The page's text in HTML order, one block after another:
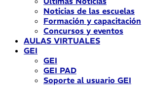
Noticias de las escuelas
Formación y capacitación
Concursos y eventos
AULAS VIRTUALES
GEI
GEI
GEI PAD
Soporte al usuario GEI